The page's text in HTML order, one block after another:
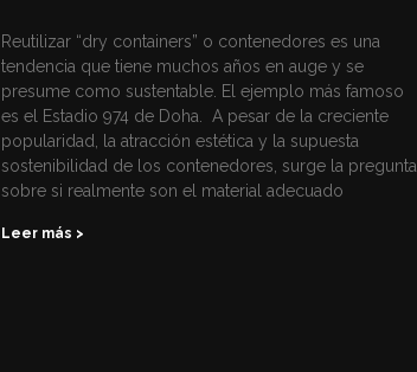
Reutilizar “dry containers” o contenedores es una
tendencia que tiene muchos años en auge y se
presume como sustentable. El ejemplo más famoso
es el Estadio 974 de Doha. A pesar de la creciente
popularidad, la atracción estética y la supuesta
sostenibilidad de los contenedores, surge la pregunta
sobre si realmente son el material adecuado
Leer más >